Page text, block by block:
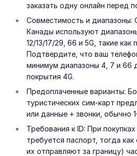
заказать одну онлайн перед
Совместимость и диапазоны:
Канады используют
12/13/17/29, 66 и 5G, такие как
Подтвердите, что ваш
минимум диапазоны 4, 7 и 66
покрытия 4G.
Предоплаченные варианты:
туристических сим-карт
или данные + звонки, обычно
Требования к ID: При
требуется паспорт, тогда как
их отправляют за границу)